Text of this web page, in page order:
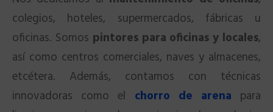
colegios, hoteles, supermercados, fábricas u
oficinas. Somos pintores para oficinas y locales,
así como centros comerciales, naves y almacenes,
etcétera. Además, contamos con técnicas
innovadoras como el chorro de arena para